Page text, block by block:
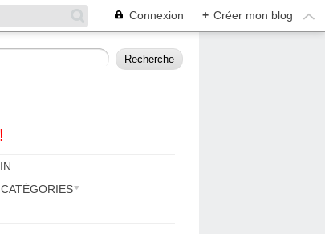
Connexion + Créer mon blog
CATÉGORIES